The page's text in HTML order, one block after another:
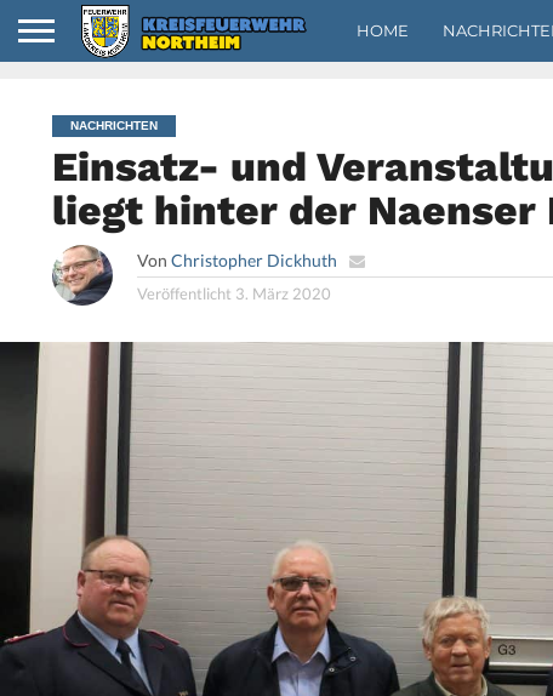
HOME
NACHRICHTEN
Einsatz- und
liegt hinter der Naenser
Von Christopher Dickhuth
Veröffentlicht 3. März 2020